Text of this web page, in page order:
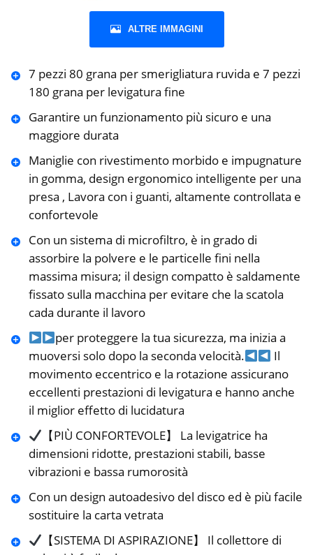
ALTRE IMMAGINI
7 pezzi 80 grana per smerigliatura ruvida e 7 pezzi
180 grana per levigatura fine
Garantire un funzionamento più sicuro e una
maggiore durata
Maniglie con rivestimento morbido e impugnature
in gomma, design ergonomico intelligente per una
presa , Lavora con i guanti, altamente controllata e
confortevole
Con un sistema di microfiltro, è in grado di
assorbire la polvere e le particelle fini nella
massima misura; il design compatto è saldamente
fissato sulla macchina per evitare che la scatola
cada durante il lavoro
per proteggere la tua sicurezza, ma inizia a
muoversi solo dopo la seconda velocità.
Il
movimento eccentrico e la rotazione assicurano
eccellenti prestazioni di levigatura e hanno anche
il miglior effetto di lucidatura
【PIÙ CONFORTEVOLE】 La levigatrice ha
dimensioni ridotte, prestazioni stabili, basse
vibrazioni e bassa rumorosità
Con un design autoadesivo del disco ed è più facile
sostituire la carta vetrata
【SISTEMA DI ASPIRAZIONE】 Il collettore di